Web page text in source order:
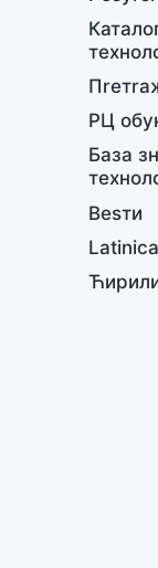
РЦ
База
Вesти
Latinica